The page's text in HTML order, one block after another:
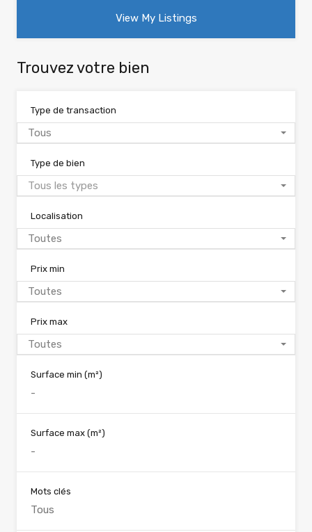
View My Listings
Trouvez votre bien
Type de transaction
Tous
Type de bien
Tous les types
Localisation
Toutes
Prix min
Toutes
Prix max
Toutes
Surface min (m²)
Surface max (m²)
Mots clés